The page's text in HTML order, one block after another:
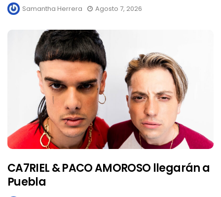
Samantha Herrera Agosto 7, 2026
CA7RIEL & PACO AMOROSO llegarán a
Puebla